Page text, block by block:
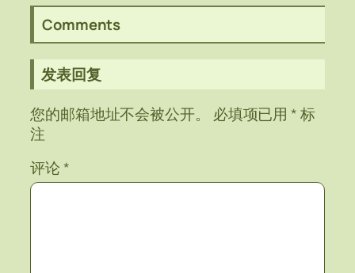
Comments
发表回复
您的邮箱地址不会被公开。
必填项已用*标
注
评论*